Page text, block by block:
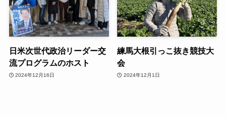
日米次世代政治リーダー交
流プログラムのホスト
2024年12月16日
練馬大根引っこ抜き競技大
会
2024年12月1日